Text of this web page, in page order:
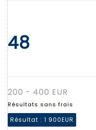
48
200 - 400 EUR
Résultats sans frais
Résultat : 1 900EUR